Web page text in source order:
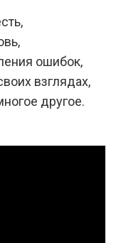
ошибок,
взглядах,
другое.